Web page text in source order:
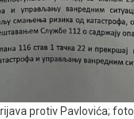
protiv Pavlovića;